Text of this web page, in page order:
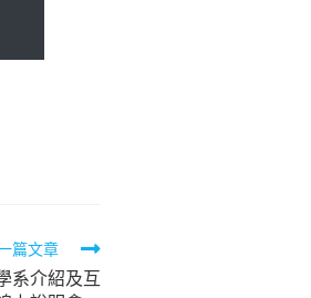
篇文章
系介紹及互